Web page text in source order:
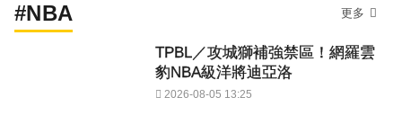
#NBA 更多
TPBL／攻城獅補強禁區！網羅雲
豹NBA級洋將迪亞洛
2026-08-05 13:25